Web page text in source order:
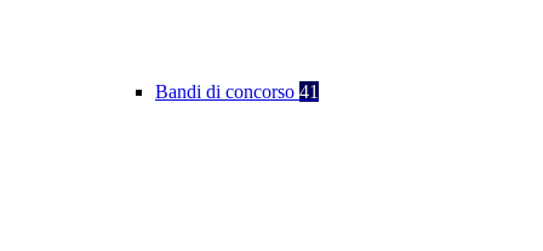
Bandi di concorso 41